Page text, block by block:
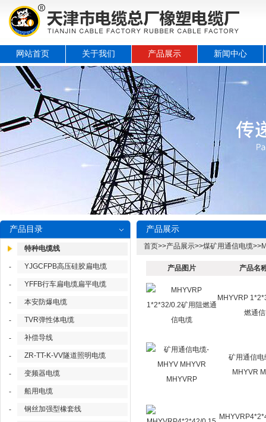
网站首页 关于我们 产品展示 新闻中心
产品目录
特种电缆线
- YJGCFPB高压硅胶扁电缆
- YFFB行车扁电缆扁平电缆
- 本安防爆电缆
- TVR弹性体电缆
- 补偿导线
- ZR-TT-K-VV隧道照明电缆
- 变频器电缆
- 船用电缆
- 钢丝加强型橡套线
产品展示
首页>>产品展示>>煤矿用通信电缆>>
产品图片 产品名
MHYVRP
燃通
矿用通信
MHYVR